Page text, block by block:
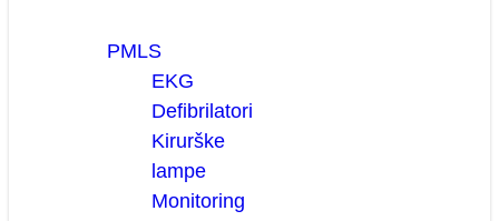
PMLS
EKG
Defibrilatori
Kirurške
lampe
Monitoring